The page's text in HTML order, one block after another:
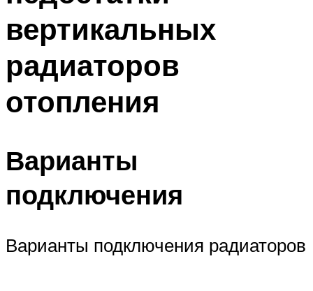
вертикальных
радиаторов
отопления
Варианты
подключения
Варианты подключения радиаторов